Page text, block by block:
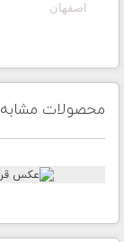
اصفهان
محصولات مشابه